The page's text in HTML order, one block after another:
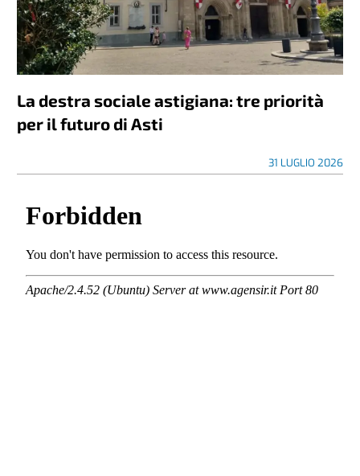
La destra sociale astigiana: tre priorità
per il futuro di Asti
31 LUGLIO 2026